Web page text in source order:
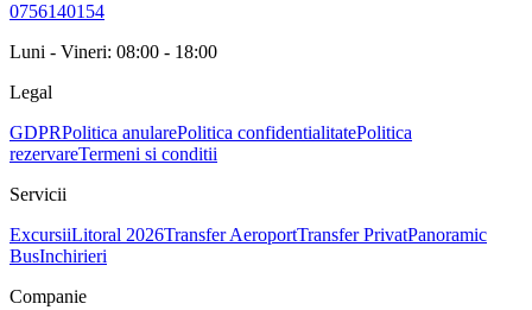
0756140154
Luni - Vineri: 08:00 - 18:00
Legal
GDPRPolitica anularePolitica confidentialitatePolitica
rezervareTermeni si conditii
Servicii
ExcursiiLitoral 2026Transfer AeroportTransfer PrivatPanoramic
BusInchirieri
Companie